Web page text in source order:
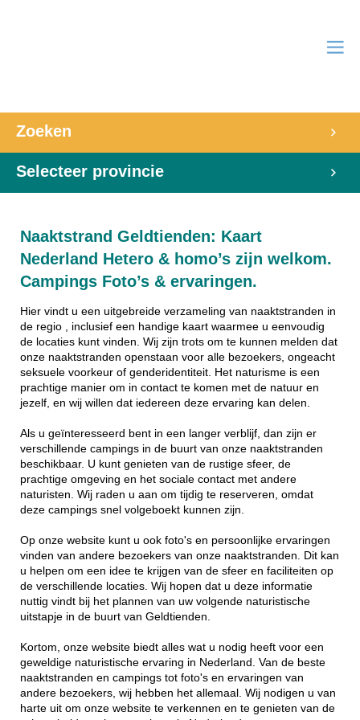
Zoeken
Selecteer provincie
Naaktstrand Geldtienden: Kaart
Nederland Hetero & homo’s zijn welkom.
Campings Foto’s & ervaringen.
Hier vindt u een uitgebreide verzameling van naaktstranden in
de regio , inclusief een handige kaart waarmee u eenvoudig
de locaties kunt vinden. Wij zijn trots om te kunnen melden dat
onze naaktstranden openstaan voor alle bezoekers, ongeacht
seksuele voorkeur of genderidentiteit. Het naturisme is een
prachtige manier om in contact te komen met de natuur en
jezelf, en wij willen dat iedereen deze ervaring kan delen.
Als u geïnteresseerd bent in een langer verblijf, dan zijn er
verschillende campings in de buurt van onze naaktstranden
beschikbaar. U kunt genieten van de rustige sfeer, de
prachtige omgeving en het sociale contact met andere
naturisten. Wij raden u aan om tijdig te reserveren, omdat
deze campings snel volgeboekt kunnen zijn.
Op onze website kunt u ook foto's en persoonlijke ervaringen
vinden van andere bezoekers van onze naaktstranden. Dit kan
u helpen om een idee te krijgen van de sfeer en faciliteiten op
de verschillende locaties. Wij hopen dat u deze informatie
nuttig vindt bij het plannen van uw volgende naturistische
uitstapje in de buurt van Geldtienden.
Kortom, onze website biedt alles wat u nodig heeft voor een
geweldige naturistische ervaring in Nederland. Van de beste
naaktstranden en campings tot foto's en ervaringen van
andere bezoekers, wij hebben het allemaal. Wij nodigen u van
harte uit om onze website te verkennen en te genieten van de